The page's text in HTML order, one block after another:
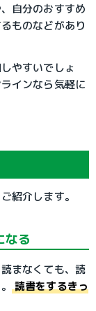
自分のおすすめ
ものなどがあり
やすいでしょ
インなら気軽に
紹介します。
なる
まなくても、読
読書をするきっ